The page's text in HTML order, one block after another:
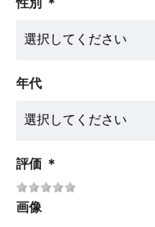
年代
評価 ＊
画像